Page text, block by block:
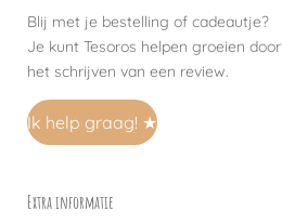
o
k
g
r
a
m
Blij met je bestelling of cadeautje?
Je kunt Tesoros helpen groeien door
het schrijven van een review.
Ik help graag! ★
Extra informatie